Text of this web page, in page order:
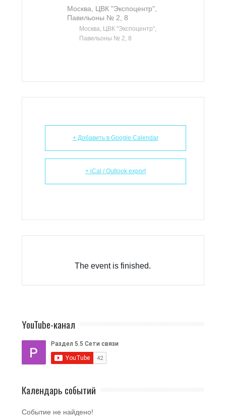
Москва, ЦВК "Экспоцентр",
Павильоны № 2, 8
Москва, ЦВК "Экспоцентр",
Павильоны № 2, 8
+ Добавить в Google Calendar
+ iCal / Outlook export
The event is finished.
YouTube-канал
Календарь событий
Событие не найдено!